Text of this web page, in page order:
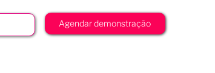
Agendar demonstração